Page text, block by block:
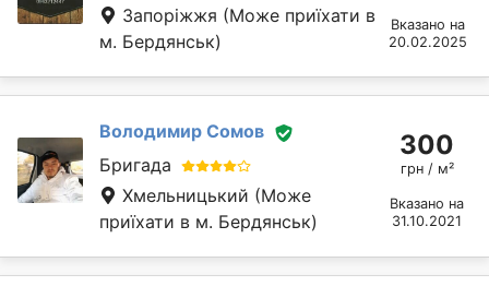
Запоріжжя (Може приїхати в
м. Бердянськ)
Вказано на
20.02.2025
Володимир Сомов
Бригада
Хмельницький (Може
приїхати в м. Бердянськ)
300
грн / м²
Вказано на
31.10.2021